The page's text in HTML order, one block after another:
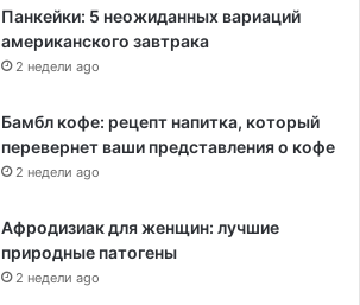
Панкейки: 5 неожиданных вариаций
американского завтрака
2 недели ago
Бамбл кофе: рецепт напитка, который
перевернет ваши представления о кофе
2 недели ago
Афродизиак для женщин: лучшие
природные патогены
2 недели ago